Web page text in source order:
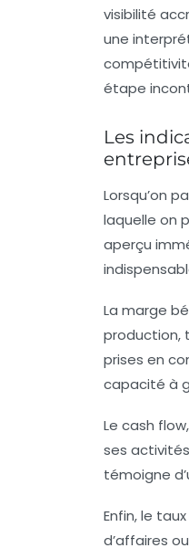
visibilité
une
étape
Les
Lorsqu’on
laquelle on
aperçu
La marge
production,
prises en
capacité à
Le cash flow
ses
témoigne
Enfin, le
d’affaires